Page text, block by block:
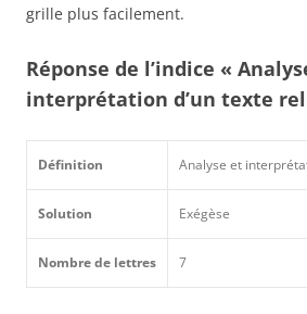
grille plus facilement.
Réponse de l’indice «
interprétation d’un texte
Définition Analyse et
Solution Exégèse
Nombre de lettres 7